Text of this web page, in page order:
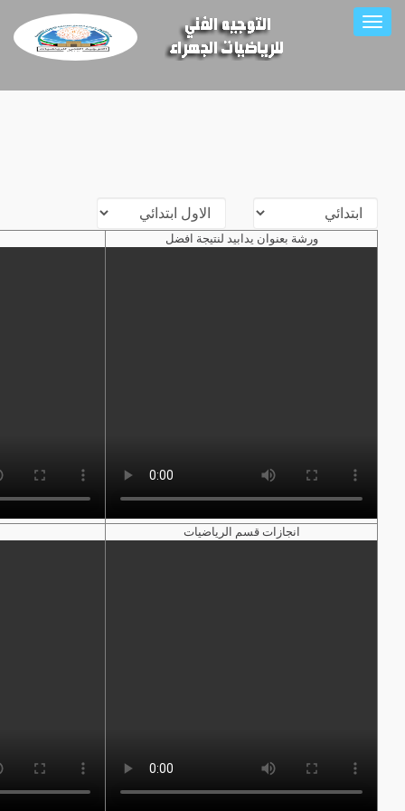
Toggle
ورشة بعنوان يدابيد لنتيجة افضل
انجازات قسم الرياضيات